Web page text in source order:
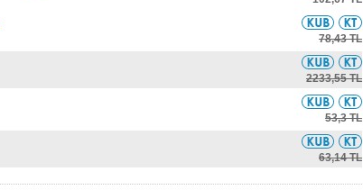
78,43 TL
2233,55 TL
53,3 TL
63,14 TL